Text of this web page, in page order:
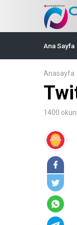
Ana Sayfa
Anasayfa
1400